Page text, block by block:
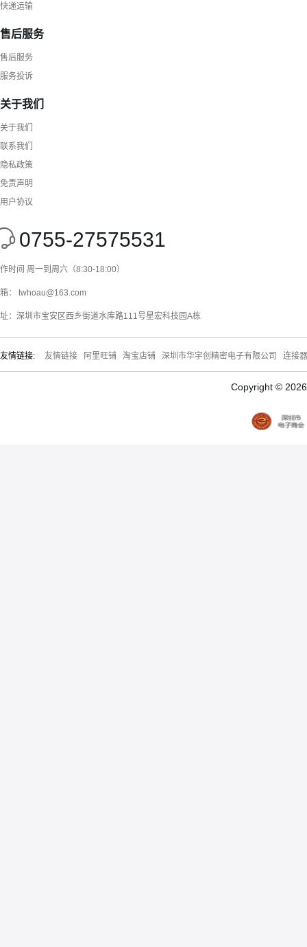
快递运输
售后服务
售后服务
服务投诉
关于我们
关于我们
联系我们
隐私政策
免责声明
用户协议
0755-27575531
时间 周一到周六（8:30-18:00）
： twhoau@163.com
：深圳市宝安区西乡街道水库路111号星宏科技园A栋
友情链接: 友情链接 阿里旺铺 淘宝店铺 深圳市华宇创精密电子有限公司 连接
Copyright ©